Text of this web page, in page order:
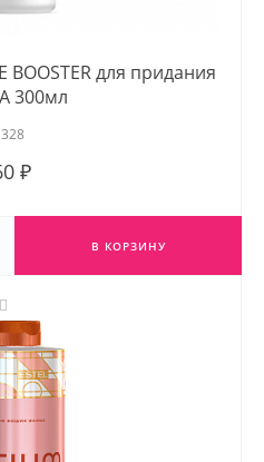
для придания
300мл
₽
В КОРЗИНУ